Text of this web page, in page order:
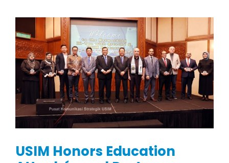
USIM Honors Education